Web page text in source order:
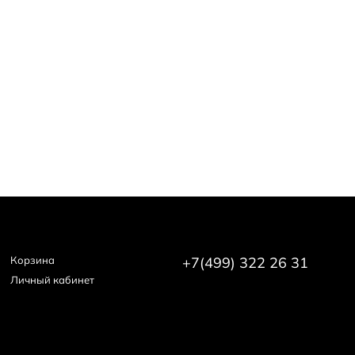
ваш выбор поддерживает отечественного
Корзина
Личный кабинет
+7(499) 322 26 31